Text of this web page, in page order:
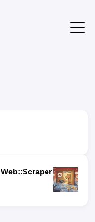
Web::Scraper